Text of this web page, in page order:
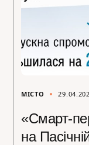
МІСТО
«Смарт-
на